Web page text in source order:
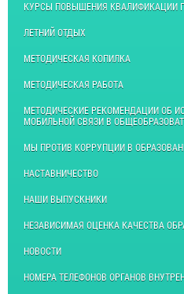
КУРСЫ ПОВЫШЕНИЯ КВАЛИФИКАЦИИ
ЛЕТНИЙ ОТДЫХ
МЕТОДИЧЕСКАЯ КОПИЛКА
МЕТОДИЧЕСКАЯ РАБОТА
МЕТОДИЧЕСКИЕ РЕКОМЕНДАЦИИ ОБ
МОБИЛЬНОЙ СВЯЗИ В
МЫ ПРОТИВ КОРРУПЦИИ В
НАСТАВНИЧЕСТВО
НАШИ ВЫПУСКНИКИ
НЕЗАВИСИМАЯ ОЦЕНКА КАЧЕСТВА
НОВОСТИ
НОМЕРА ТЕЛЕФОНОВ ОРГАНОВ